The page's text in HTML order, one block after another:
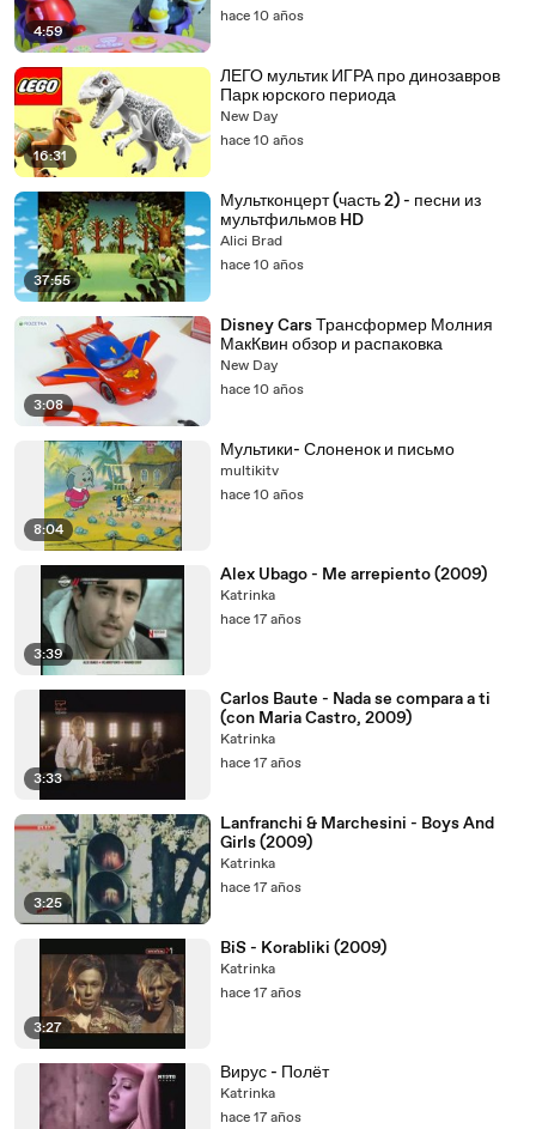
4:59
hace 10 años
16:31
ЛЕГО мультик ИГРА про динозавров
Парк юрского периода
New Day
hace 10 años
37:55
Мультконцерт (часть 2) - песни из
мультфильмов HD
Alici Brad
hace 10 años
3:08
Disney Cars Трансформер Молния
МакКвин обзор и распаковка
New Day
hace 10 años
8:04
Мультики- Слоненок и письмо
multikitv
hace 10 años
3:39
Alex Ubago - Me arrepiento (2009)
Katrinka
hace 17 años
3:33
Carlos Baute - Nada se compara a ti
(con Maria Castro, 2009)
Katrinka
hace 17 años
3:25
Lanfranchi & Marchesini - Boys And
Girls (2009)
Katrinka
hace 17 años
3:27
BiS - Korabliki (2009)
Katrinka
hace 17 años
Вирус - Полёт
Katrinka
hace 17 años